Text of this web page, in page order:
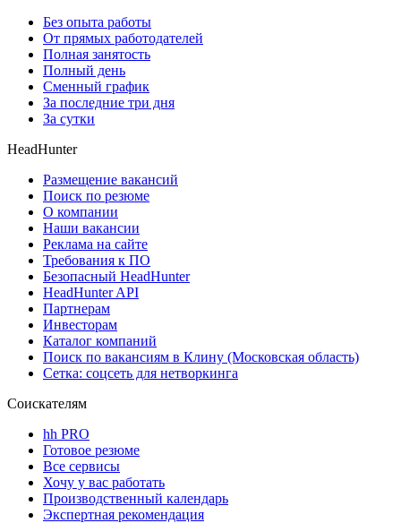
Без опыта работы
От прямых работодателей
Полная занятость
Полный день
Сменный график
За последние три дня
За сутки
HeadHunter
Размещение вакансий
Поиск по резюме
О компании
Наши вакансии
Реклама на сайте
Требования к ПО
Безопасный HeadHunter
HeadHunter API
Партнерам
Инвесторам
Каталог компаний
Поиск по вакансиям в Клину (Московская область)
Сетка: соцсеть для нетворкинга
Соискателям
hh PRO
Готовое резюме
Все сервисы
Хочу у вас работать
Производственный календарь
Экспертная рекомендация